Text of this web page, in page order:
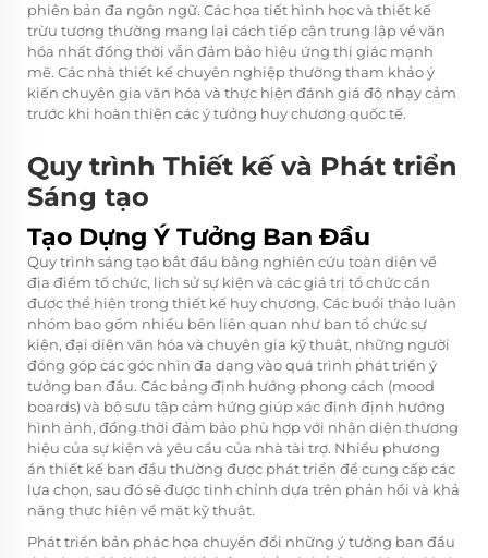
phiên bản đa ngôn ngữ. Các họa tiết hình học và thiết kế
trừu tượng thường mang lại cách tiếp cận trung lập về văn
hóa nhất đồng thời vẫn đảm bảo hiệu ứng thị giác mạnh
mẽ. Các nhà thiết kế chuyên nghiệp thường tham khảo ý
kiến chuyên gia văn hóa và thực hiện đánh giá độ nhạy cảm
trước khi hoàn thiện các ý tưởng huy chương quốc tế.
Quy trình Thiết kế và Phát triển
Sáng tạo
Tạo Dựng Ý Tưởng Ban Đầu
Quy trình sáng tạo bắt đầu bằng nghiên cứu toàn diện về
địa điểm tổ chức, lịch sử sự kiện và các giá trị tổ chức cần
được thể hiện trong thiết kế huy chương. Các buổi thảo luận
nhóm bao gồm nhiều bên liên quan như ban tổ chức sự
kiện, đại diện văn hóa và chuyên gia kỹ thuật, những người
đóng góp các góc nhìn đa dạng vào quá trình phát triển ý
tưởng ban đầu. Các bảng định hướng phong cách (mood
boards) và bộ sưu tập cảm hứng giúp xác định định hướng
hình ảnh, đồng thời đảm bảo phù hợp với nhận diện thương
hiệu của sự kiện và yêu cầu của nhà tài trợ. Nhiều phương
án thiết kế ban đầu thường được phát triển để cung cấp các
lựa chọn, sau đó sẽ được tinh chỉnh dựa trên phản hồi và khả
năng thực hiện về mặt kỹ thuật.
Phát triển bản phác họa chuyển đổi những ý tưởng ban đầu